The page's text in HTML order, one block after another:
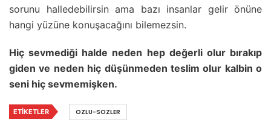
sorunu halledebilirsin ama bazı insanlar gelir önüne
hangi yüzüne konuşacağını bilemezsin.
Hiç sevmediği halde neden hep değerli olur bırakıp
giden ve neden hiç düşünmeden teslim olur kalbin o
seni hiç sevmemişken.
ETIKETLER OZLU-SOZLER